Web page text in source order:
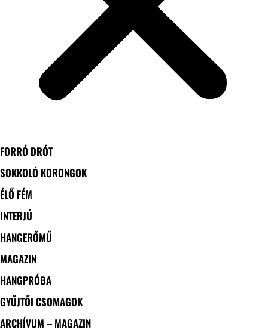
FORRÓ DRÓT
SOKKOLÓ KORONGOK
ÉLŐ FÉM
INTERJÚ
HANGERŐMŰ
MAGAZIN
HANGPRÓBA
GYŰJTŐI CSOMAGOK
ARCHÍVUM – MAGAZIN